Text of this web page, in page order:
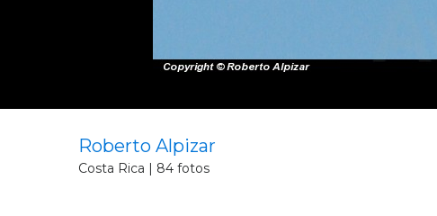
Roberto Alpizar
Costa Rica | 84 fotos